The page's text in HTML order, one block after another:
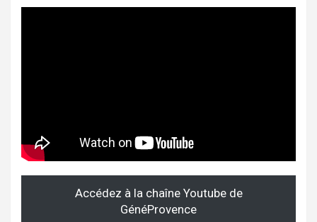
Accédez à la chaîne Youtube de
GénéProvence